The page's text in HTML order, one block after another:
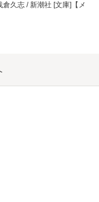
倉久志 / 新潮社 [文庫]【メ